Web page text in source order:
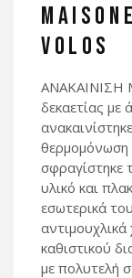
VOLOS
ΑΝΑΚΑΙΝΙΣΗ
δεκαετίας με
θερμομόνωση
σφραγίστηκε
υλικό και
εσωτερικά
καθιστικού
με πολυτελή